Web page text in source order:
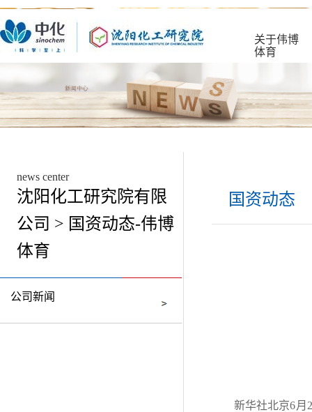
关于伟博
体育
news center
沈阳化工研究院有限
公司 > 国资动态-伟博
体育
公司新闻
国资动态
新华社北京6月